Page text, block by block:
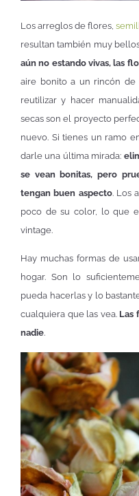
Los arreglos de flores,
resultan también muy
aún no estando vivas, las
aire bonito a un rincón de
reutilizar y hacer
secas son el proyecto
nuevo. Si tienes un ramo
darle una última mirada:
se vean bonitas, pero
tengan buen aspecto. Los
poco de su color, lo que
vintage.
Hay muchas formas de
hogar. Son lo
pueda hacerlas y lo
cualquiera que las vea. Las
nadie.